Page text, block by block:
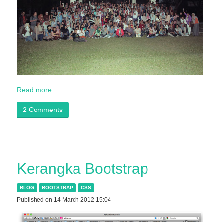
Read more...
2 Comments
Kerangka Bootstrap
BLOG BOOTSTRAP CSS
Published on 14 March 2012 15:04